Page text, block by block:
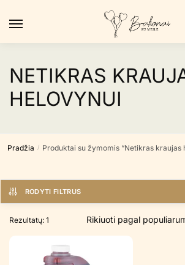
NETIKRAS
HELOVYNUI
Pradžia / Produktai su žymomis “Netikras kraujas
RODYTI FILTRUS
Rezultatų: 1